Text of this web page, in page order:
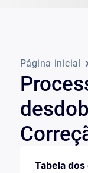
Página inicial
Tabela